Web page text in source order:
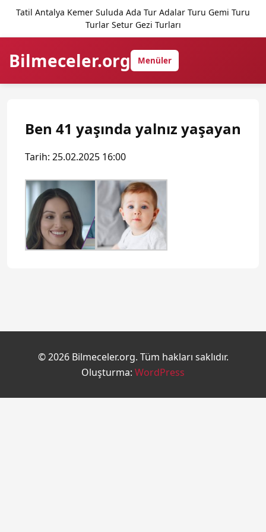
Tatil Antalya Kemer Suluda Ada Tur Adalar Turu Gemi Turu
Turlar Setur Gezi Turları
Bilmeceler.org Menüler
Ben 41 yaşında yalnız yaşayan
Tarih: 25.02.2025 16:00
© 2026 Bilmeceler.org. Tüm hakları saklıdır.
Oluşturma: WordPress